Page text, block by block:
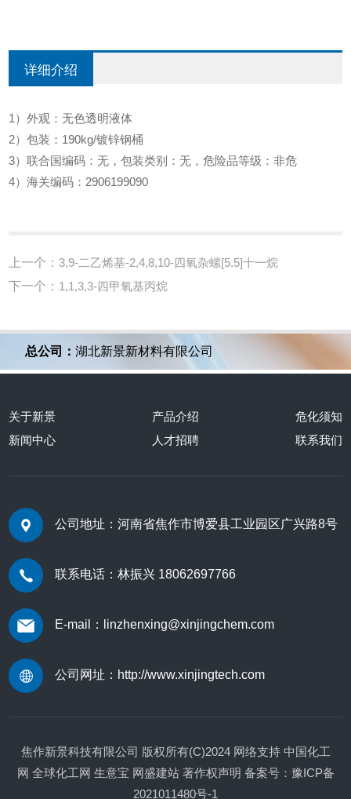
详细介绍
1）外观：无色透明液体
2）包装：190kg/镀锌钢桶
3）联合国编码：无，包装类别：无，危险品等级：非危
4）海关编码：2906199090
上一个：3,9-二乙烯基-2,4,8,10-四氧杂螺[5.5]十一烷
下一个： 1,1,3,3-四甲氧基丙烷
总公司：湖北新景新材料有限公司
关于新景 产品介绍
危化须知
新闻中心
人才招聘 联系我们
公司地址：河南省焦作市博爱县工业园区广兴路8号
联系电话：林振兴 18062697766
E-mail：linzhenxing@xinjingchem.com
公司网址： http://www.xinjingtech.com
焦作新景科技有限公司 版权所有(C)2024 网络支持 中国化工
网 全球化工网 生意宝 网盛建站 著作权声明 备案号：豫ICP备
2021011480号-1